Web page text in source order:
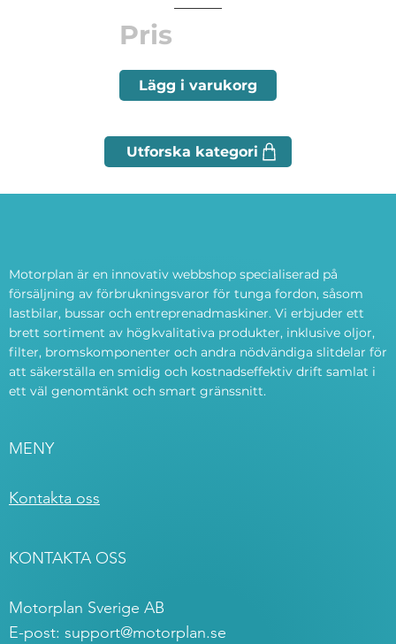
Pris
Lägg i varukorg
Motorplan är en innovativ webbshop specialiserad på
försäljning av förbrukningsvaror för tunga fordon, såsom
lastbilar, bussar och entreprenadmaskiner. Vi erbjuder ett
brett sortiment av högkvalitativa produkter, inklusive oljor,
filter, bromskomponenter och andra nödvändiga slitdelar för
att säkerställa en smidig och kostnadseffektiv drift samlat i
ett väl genomtänkt och smart gränssnitt.
MENY
Kontakta oss
KONTAKTA OSS
Motorplan Sverige AB
E-post: support@motorplan.se